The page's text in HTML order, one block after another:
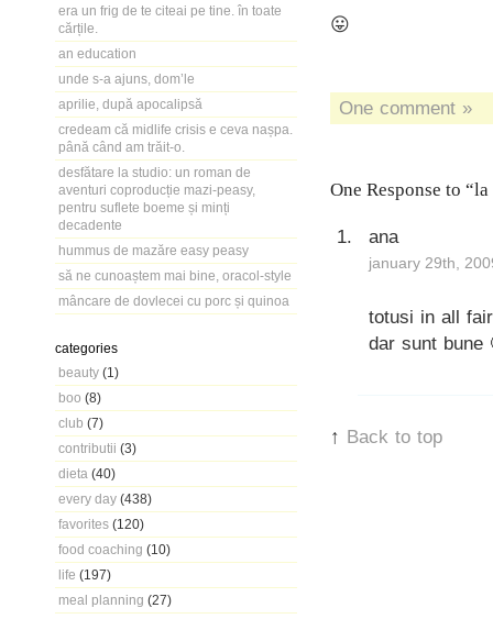
era un frig de te citeai pe tine. în toate
cărțile.
an education
unde s-a ajuns, dom’le
aprilie, după apocalipsă
credeam că midlife crisis e ceva nașpa.
până când am trăit-o.
desfătare la studio: un roman de
aventuri coproducție mazi-peasy,
pentru suflete boeme și minți
decadente
hummus de mazăre easy peasy
să ne cunoaștem mai bine, oracol-style
mâncare de dovlecei cu porc și quinoa
categories
beauty (1)
boo (8)
club (7)
contributii (3)
dieta (40)
every day (438)
favorites (120)
food coaching (10)
life (197)
meal planning (27)
😛
One comment »
One Response to
ana
january 29th,
totusi in all
dar sunt bune
↑ Back to top